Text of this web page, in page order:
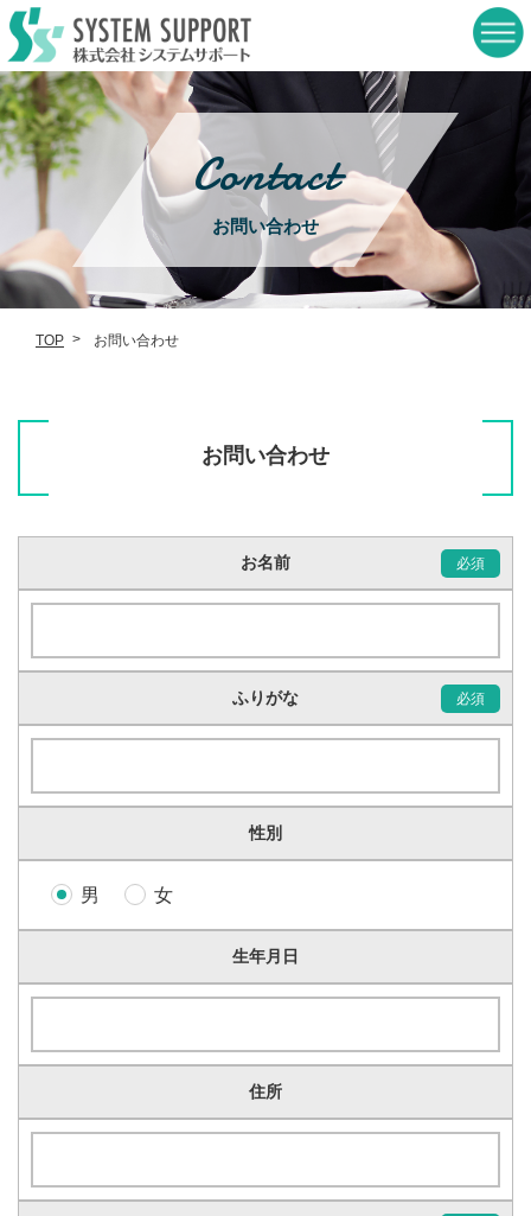
Contact
お問い合わせ
TOP お問い合わせ
お問い合わせ
お名前
ふりがな
性別
男 女
生年月日
住所